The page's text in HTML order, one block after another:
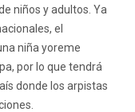
niños y adultos. Ya
el
niña yoreme
por lo que tendrá
donde los arpistas